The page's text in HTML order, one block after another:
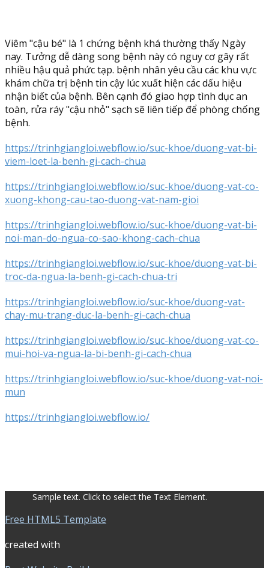
Viêm "cậu bé" là 1 chứng bệnh khá thường thấy Ngày
nay. Tưởng dễ dàng song bệnh này có nguy cơ gây rất
nhiều hậu quả phức tạp. bệnh nhân yêu cầu các khu vực
khám chữa trị bệnh tin cậy lúc xuất hiện các dấu hiệu
nhận biết của bệnh. Bên cạnh đó giao hợp tình dục an
toàn, rửa ráy "cậu nhỏ" sạch sẽ liên tiếp để phòng chống
bệnh.
https://trinhgiangloi.webflow.io/suc-khoe/duong-vat-bi-
viem-loet-la-benh-gi-cach-chua
https://trinhgiangloi.webflow.io/suc-khoe/duong-vat-co-
xuong-khong-cau-tao-duong-vat-nam-gioi
https://trinhgiangloi.webflow.io/suc-khoe/duong-vat-bi-
noi-man-do-ngua-co-sao-khong-cach-chua
https://trinhgiangloi.webflow.io/suc-khoe/duong-vat-bi-
troc-da-ngua-la-benh-gi-cach-chua-tri
https://trinhgiangloi.webflow.io/suc-khoe/duong-vat-
chay-mu-trang-duc-la-benh-gi-cach-chua
https://trinhgiangloi.webflow.io/suc-khoe/duong-vat-co-
mui-hoi-va-ngua-la-bi-benh-gi-cach-chua
https://trinhgiangloi.webflow.io/suc-khoe/duong-vat-noi-
mun
https://trinhgiangloi.webflow.io/
Sample text. Click to select the Text Element.
Free HTML5 Template
created with